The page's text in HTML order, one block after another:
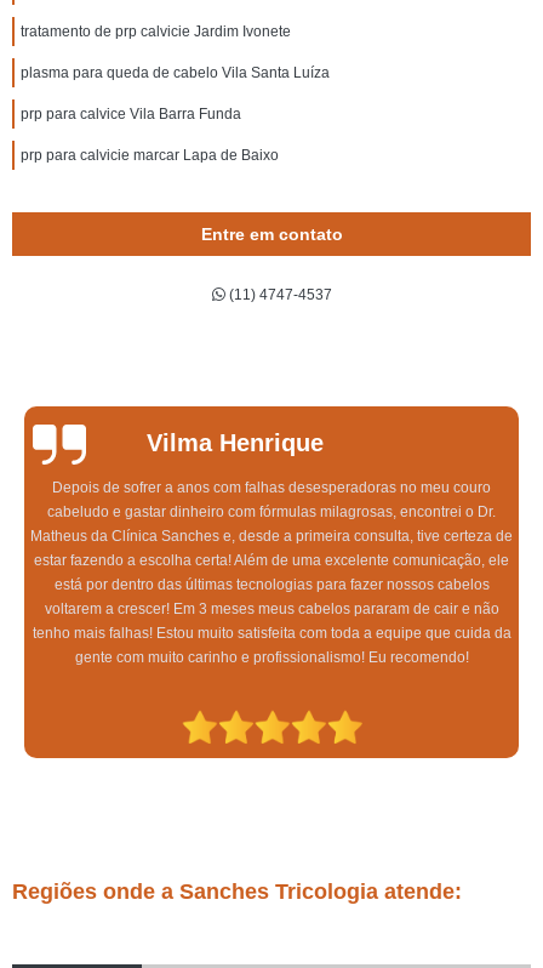
tratamento de prp calvicie Jardim Ivonete
plasma para queda de cabelo Vila Santa Luíza
prp para calvice Vila Barra Funda
prp para calvicie marcar Lapa de Baixo
Entre em contato
(11) 4747-4537
Vilma Henrique
Depois de sofrer a anos com falhas desesperadoras no meu couro
cabeludo e gastar dinheiro com fórmulas milagrosas, encontrei o Dr.
Matheus da Clínica Sanches e, desde a primeira consulta, tive certeza de
estar fazendo a escolha certa! Além de uma excelente comunicação, ele
está por dentro das últimas tecnologias para fazer nossos cabelos
voltarem a crescer! Em 3 meses meus cabelos pararam de cair e não
tenho mais falhas! Estou muito satisfeita com toda a equipe que cuida da
gente com muito carinho e profissionalismo! Eu recomendo!
Regiões onde a Sanches Tricologia atende: